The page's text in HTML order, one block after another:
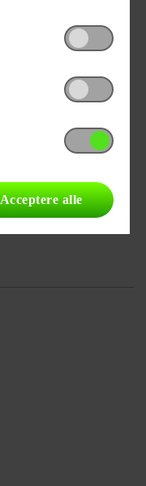
Acceptere alle